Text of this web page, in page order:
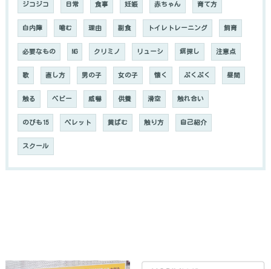
ジコジコ 日常 食事 妊娠 赤ちゃん 育て方
白内障 噛む 理由 副食 トイレトレーニング 飼育
必要なもの NG クリミノ リューシ 餌探し 注意点
歌 直し方 男の子 女の子 懐く ぷくぷく 昼間
触る ベビー 威嚇 供養 滑空 触れ合い
のびも15 ペレット 黄ばむ 触り方 自己紹介
スクール